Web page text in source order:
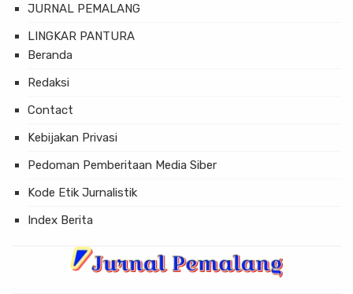
JURNAL PEMALANG
LINGKAR PANTURA
Beranda
Redaksi
Contact
Kebijakan Privasi
Pedoman Pemberitaan Media Siber
Kode Etik Jurnalistik
Index Berita